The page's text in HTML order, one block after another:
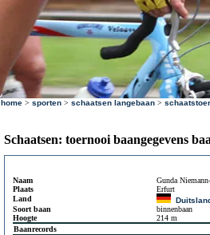
home > sporten > schaatsen langebaan >
Schaatsen: toernooi baangegevens
Naam
Gunda
Plaats
Erfurt
Land
Soort baan
binnenbaan
Hoogte
214 m
Baanrecords